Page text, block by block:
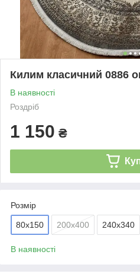
Килим класичний 0886
В наявності
Роздріб
1 150 ₴
Розмір
80х150 200х400 240х340
В наявності